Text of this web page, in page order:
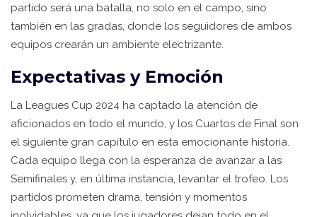
partido será una batalla, no solo en el campo, sino
también en las gradas, donde los seguidores de ambos
equipos crearán un ambiente electrizante.
Expectativas y Emoción
La Leagues Cup 2024 ha captado la atención de
aficionados en todo el mundo, y los Cuartos de Final son
el siguiente gran capítulo en esta emocionante historia.
Cada equipo llega con la esperanza de avanzar a las
Semifinales y, en última instancia, levantar el trofeo. Los
partidos prometen drama, tensión y momentos